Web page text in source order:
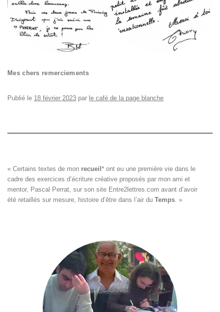
Mes chers remerciements
Publié le 18 février 2023 par le café de la page blanche
« Certains textes de mon recueil * ont eu une première vie dans le
cadre des exercices d’écriture créative proposés par mon ami et
mentor, Pascal Perrat, sur son site Entre2lettres.com avant d’avoir
été retaillés sur mesure, histoire d’être dans l’air du Temps. »